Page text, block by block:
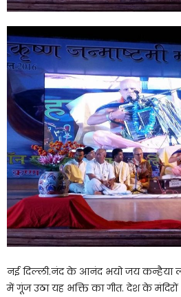
नई दिल्ली.नंद के आनंद भयो जय कन्हैया
में गूंज उठा यह भक्ति का गीत. देश के